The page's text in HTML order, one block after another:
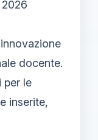
docente.
per le
inserite,